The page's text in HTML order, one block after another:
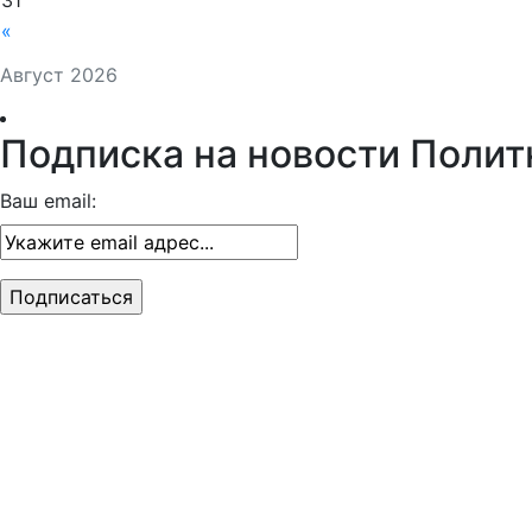
Август 2026
«
Подписка на новости
Ваш email: